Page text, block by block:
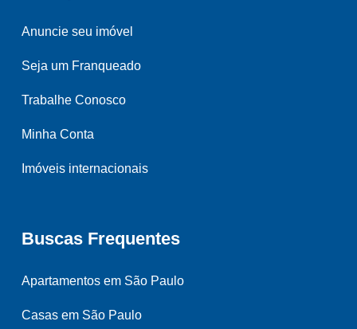
Anuncie seu imóvel
Seja um Franqueado
Trabalhe Conosco
Minha Conta
Imóveis internacionais
Buscas Frequentes
Apartamentos em São Paulo
Casas em São Paulo